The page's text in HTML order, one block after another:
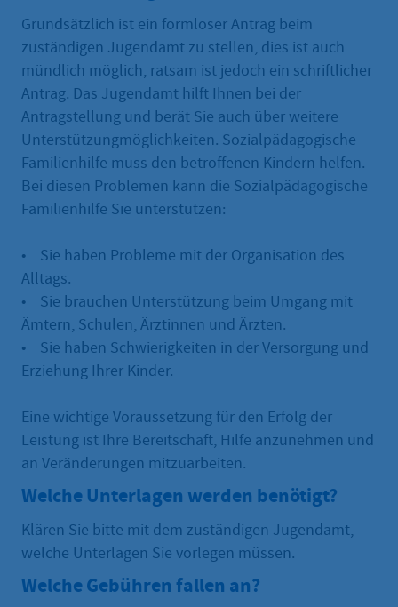
Grundsätzlich ist ein formloser Antrag beim
zuständigen Jugendamt zu stellen, dies ist auch
mündlich möglich, ratsam ist jedoch ein schriftlicher
Antrag. Das Jugendamt hilft Ihnen bei der
Antragstellung und berät Sie auch über weitere
Unterstützungmöglichkeiten. Sozialpädagogische
Familienhilfe muss den betroffenen Kindern helfen.
Bei diesen Problemen kann die Sozialpädagogische
Familienhilfe Sie unterstützen:
• Sie haben Probleme mit der Organisation des
Alltags.
• Sie brauchen Unterstützung beim Umgang mit
Ämtern, Schulen, Ärztinnen und Ärzten.
• Sie haben Schwierigkeiten in der Versorgung und
Erziehung Ihrer Kinder.
Eine wichtige Voraussetzung für den Erfolg der
Leistung ist Ihre Bereitschaft, Hilfe anzunehmen und
an Veränderungen mitzuarbeiten.
Welche Unterlagen werden benötigt?
Klären Sie bitte mit dem zuständigen Jugendamt,
welche Unterlagen Sie vorlegen müssen.
Welche Gebühren fallen an?